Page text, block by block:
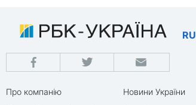
RU
Про компанію
Новини України